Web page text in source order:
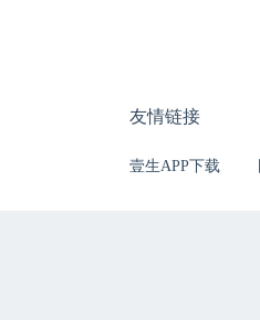
友情链接
壹生APP下载